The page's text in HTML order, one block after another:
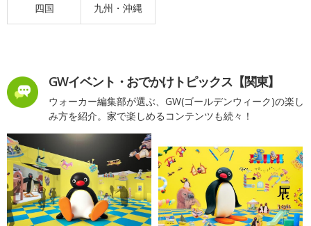
四国 九州・沖縄
GWイベント・おでかけトピックス【関東】
ウォーカー編集部が選ぶ、GW(ゴールデンウィーク)の楽し
み方を紹介。家で楽しめるコンテンツも続々！